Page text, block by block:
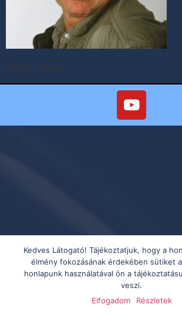
Koncz Gabor
Kedves Látogató! Tájékoztatjuk, hogy a
élmény fokozásának érdekében sütiket
honlapunk használatával ön a
veszi.
Elfogadom
Részletek